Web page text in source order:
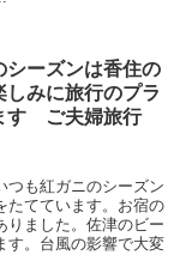
シーズンは香住の
みに旅行のプラ
す ご夫婦旅行
つも紅ガニのシーズン
たてています。お宿の
りました。佐津のビー
す。台風の影響で大変